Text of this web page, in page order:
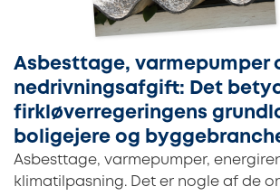
Asbesttage, varmepumper
nedrivningsafgift: Det
firkløverregeringens
boligejere og
Asbesttage, varmepumper,
klimatilpasning. Det er nogle af de